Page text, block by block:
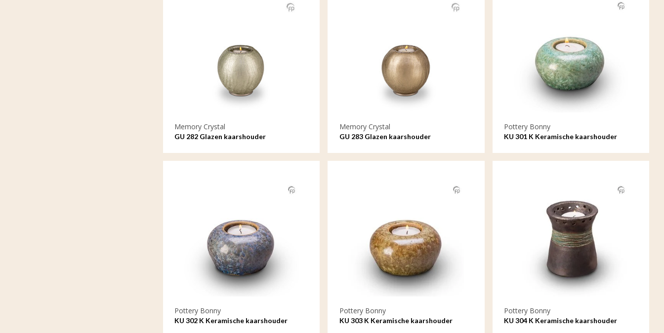
Memory Crystal
GU 282 Glazen kaarshouder
Memory Crystal
GU 283 Glazen kaarshouder
Pottery Bonny
KU 301 K Keramische kaarshouder
Pottery Bonny
KU 302 K Keramische kaarshouder
Pottery Bonny
KU 303 K Keramische kaarshouder
Pottery Bonny
KU 304 K Keramische kaarshouder